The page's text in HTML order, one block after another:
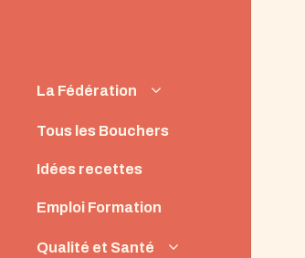
La Fédération
Instances
Tous les Bouchers
Idées recettes
Emploi Formation
Qualité et Santé